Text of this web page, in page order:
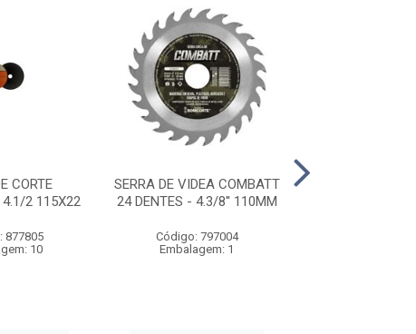
CORTE
4.1/2 115X22
877805
10
SERRA DE VIDEA COMBATT
24 DENTES - 4.3/8'' 110MM
Código: 797004
Embalagem: 1